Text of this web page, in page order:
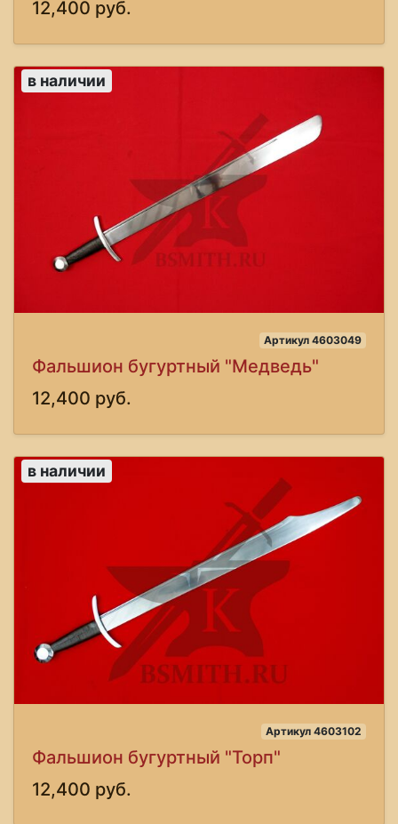
12,400 руб.
в наличии
Артикул 4603049
Фальшион бугуртный "Медведь"
12,400 руб.
в наличии
Артикул 4603102
Фальшион бугуртный "Торп"
12,400 руб.